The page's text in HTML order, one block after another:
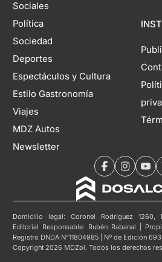
Sociales
Política
Sociedad
Deportes
Espectáculos y Cultura
Estilo Gastronomía
Viajes
MDZ Autos
Newsletter
Domicilio legal: Coronel Rodríguez 1260,
Editorial Responsable: Rubén Rabanal |
Registro DNDA N°11804985 | Nº de Edición
Copyright 2026 MDZol. Todos los derechos